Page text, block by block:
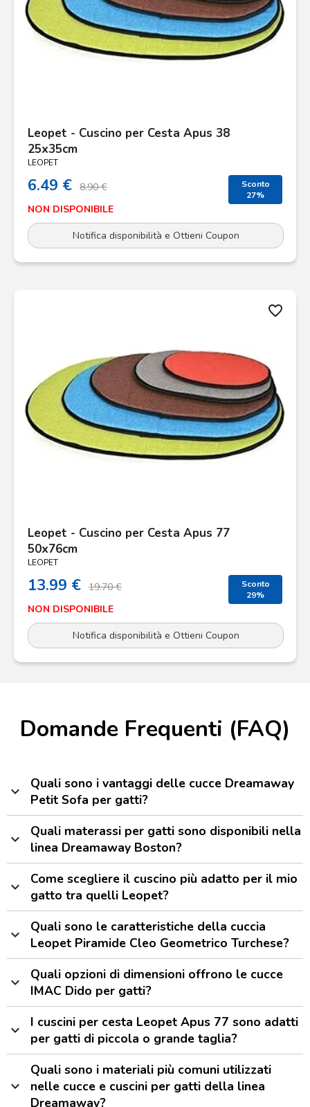
Leopet - Cuscino per Cesta Apus 38
25x35cm
LEOPET
6.49 € 8.90 €
Sconto
27%
NON DISPONIBILE
Notifica disponibilità e Ottieni Coupon
favorite_border
Leopet - Cuscino per Cesta Apus 77
50x76cm
LEOPET
13.99 € 19.70 €
Sconto
29%
NON DISPONIBILE
Notifica disponibilità e Ottieni Coupon
Domande Frequenti (FAQ)
expand_more
Quali sono i vantaggi delle cucce Dreamaway
Petit Sofa per gatti?
expand_more
Quali materassi per gatti sono disponibili nella
linea Dreamaway Boston?
expand_more
Come scegliere il cuscino più adatto per il mio
gatto tra quelli Leopet?
expand_more
Quali sono le caratteristiche della cuccia
Leopet Piramide Cleo Geometrico Turchese?
expand_more
Quali opzioni di dimensioni offrono le cucce
IMAC Dido per gatti?
expand_more
I cuscini per cesta Leopet Apus 77 sono adatti
per gatti di piccola o grande taglia?
expand_more
Quali sono i materiali più comuni utilizzati
nelle cucce e cuscini per gatti della linea
Dreamaway?